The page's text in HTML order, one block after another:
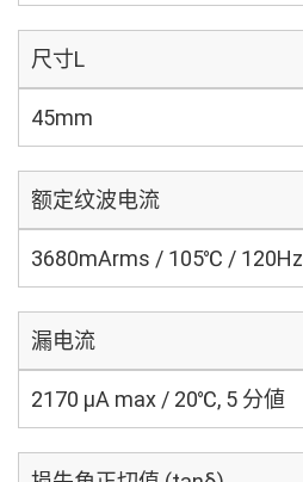
尺寸L
45mm
额定纹波电流
3680mArms / 105℃ / 120Hz
漏电流
2170 μA max / 20℃, 5 分値